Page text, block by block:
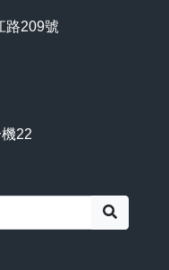
路209號
22